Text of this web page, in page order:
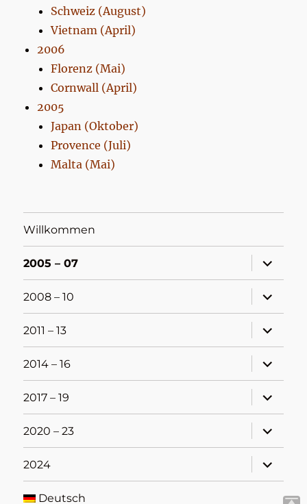
Schweiz (August)
Vietnam (April)
2006
Florenz (Mai)
Cornwall (April)
2005
Japan (Oktober)
Provence (Juli)
Malta (Mai)
Willkommen
2005 – 07
öffnen
2008 – 10
öffnen
2011 – 13
öffnen
2014 – 16
öffnen
2017 – 19
öffnen
2020 – 23
öffnen
2024
öffnen
Deutsch